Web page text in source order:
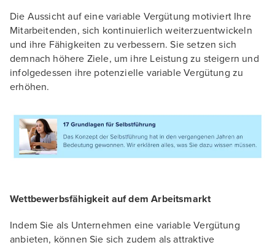
Die Aussicht auf eine variable Vergütung motiviert Ihre
Mitarbeitenden, sich kontinuierlich weiterzuentwickeln
und ihre Fähigkeiten zu verbessern. Sie setzen sich
demnach höhere Ziele, um ihre Leistung zu steigern und
infolgedessen ihre potenzielle variable Vergütung zu
erhöhen.
Wettbewerbsfähigkeit auf dem Arbeitsmarkt
Indem Sie als Unternehmen eine variable Vergütung
anbieten, können Sie sich zudem als attraktive